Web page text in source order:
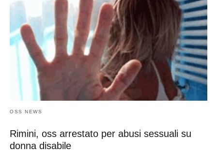
OSS NEWS
Rimini, oss arrestato per abusi sessuali su
donna disabile